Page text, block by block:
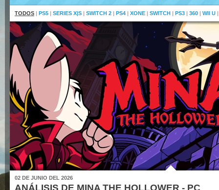
TODOS | PS5 | SERIES X|S | SWITCH 2 | PS4 | XONE | SWITCH | PS3 | 360 | WII U
02 DE JUNIO DEL 2026
ANÁLISIS DE MINA THE HOLLOWER - PC